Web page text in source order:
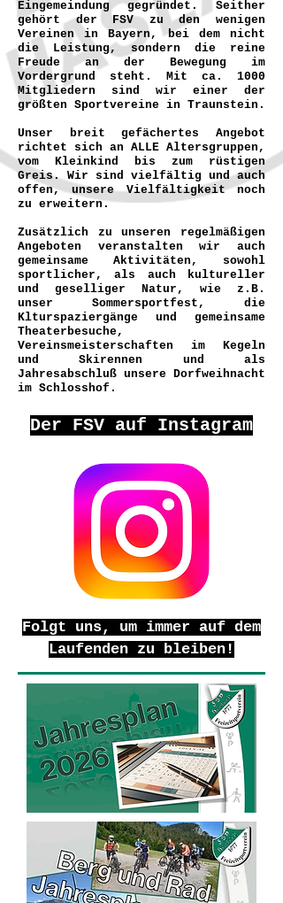
Eingemeindung gegründet. Seither
gehört derFSV zu den wenigen
Vereinen in Bayern, bei dem nicht
die Leistung, sondern die reine
Freude an der Bewegung im
Vordergrund steht.
Mit ca. 1000
Mitgliedern sind wir einer der
größten Sportvereine in Traunstein.
Unser breit gefächertes Angebot
richtet sich an ALLE Altersgruppen,
vom Kleinkind bis zum rüstigen
Greis. Wir sind vielfältig und auch
offen, unsere Vielfältigkeit noch
zu erweitern.
Zusätzlich zu unseren regelmäßigen
Angeboten veranstalten wir auch
gemeinsame Aktivitäten, sowohl
sportlicher, als auch kultureller
und geselliger Natur, wie z.B.
unser Sommersportfest, die
Klturspaziergänge und gemeinsame
Theaterbesuche,
Vereinsmeisterschaften im Kegeln
und Skirennen und als
Jahresabschluß unsere Dorfweihnacht
im Schlosshof.
Der FSV auf Instagram
Folgt uns, um immer auf dem
Laufenden zu bleiben!